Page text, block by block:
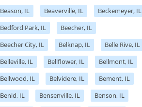
Beason, IL
Beaverville, IL
Beckemeyer, IL
Bedford Park, IL
Beecher, IL
Beecher City, IL
Belknap, IL
Belle Rive, IL
Belleville, IL
Bellflower, IL
Bellmont, IL
Bellwood, IL
Belvidere, IL
Bement, IL
Benld, IL
Bensenville, IL
Benson, IL